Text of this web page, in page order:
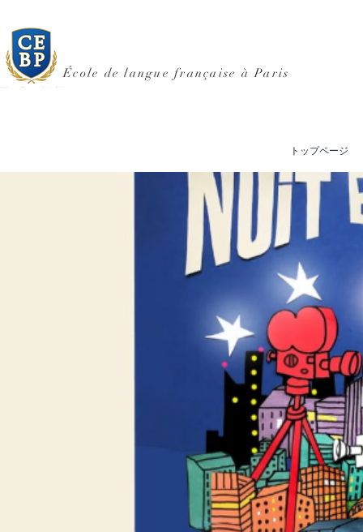
École de langue française à Paris
トップページ